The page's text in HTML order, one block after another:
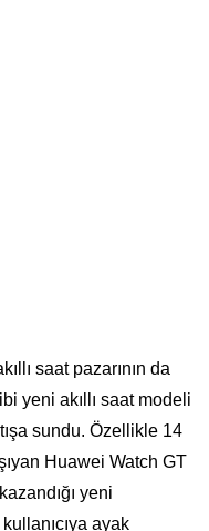
saat pazarının da
yeni akıllı saat modeli
sundu. Özellikle 14
Huawei Watch GT
yeni
ayak